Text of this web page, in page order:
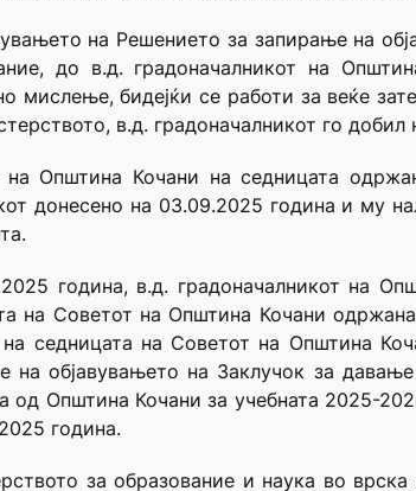
на Решението за запирање на
до в.д. градоначалникот на
мислење, бидејќи се работи за веќе
в.д. градоначалникот го добил
на Општина Кочани на седницата
донесено на 03.09.2025 година и му
година, в.д. градоначалникот на
на Советот на Општина Кочани
на седницата на Советот на Општина
на објавувањето на Заклучок за
од Општина Кочани за учебната 2025-
година.
за образование и наука во